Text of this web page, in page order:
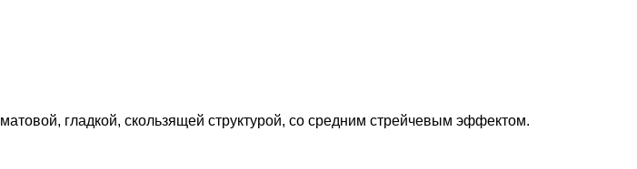
гладкой, скользящей структурой, со средним стрейчевым эффектом.